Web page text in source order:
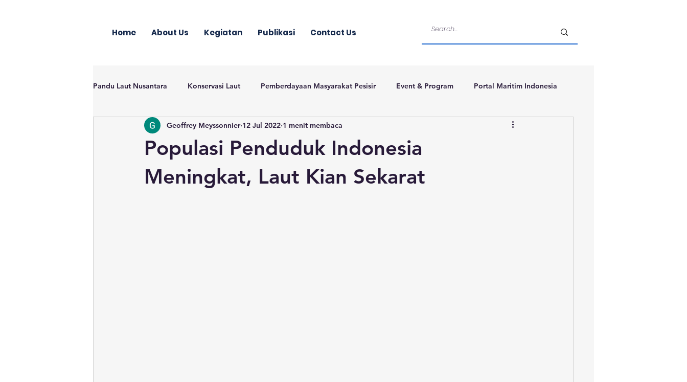
Home About Us Kegiatan Publikasi Contact Us
Pandu Laut Nusantara Konservasi Laut Pemberdayaan Masyarakat Pesisir Event & Program Portal Maritim Indonesia
Populasi Penduduk Indonesia
Meningkat, Laut Kian Sekarat
Geoffrey Meyssonnier 12 Jul 2022 1 menit membaca